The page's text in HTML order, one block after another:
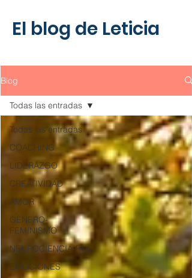
El blog de Leticia
Blog
Todas las entradas
COACHING
LIDERAZGO
CREATIVIDAD
AMOR
GÉNERO-
FEMINISMO
NEUROCIENCIA-PNL
EMOCIONES
Todas las entradas